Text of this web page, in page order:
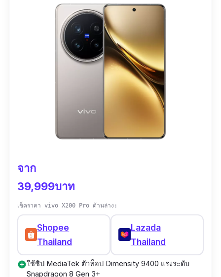
ระบบ Master-Lens เปลี่ยนเลนส์เสมือนจริง
23-135 มม.
วิดีโอหลังสูงสุด 8K 30fps, กล้องหน้า 32MP
ถ่าย 4K 60fps
หน้าจอ AMOLED 6.73” WQHD+ ความสว่าง
สูงสุด 3200 nits, อัตรารีเฟรช 1-120Hz
ชิป Snapdragon 8 Elite 3nm + RAM 16GB
แบตเตอรี่ 5410mAh รองรับชาร์จไว 90W และ
ระบบระบายความร้อน Xiaomi 3D IceLoop
กันน้ำ IP68 ใช้งานได้มั่นใจในทุกสถานการณ์
เหมาะกับช่างภาพมือถือ, ครีเอเตอร์, ผู้ใช้ที่
ต้องการมือถือกล้องดีที่สุดในการถ่ายภาพจริง
จังทุกสถานการณ์
เซ็นเซอร์หลัก ƒ/1.7 เก็บรายละเอียดแม่นยำแม้ในที่
แสงน้อย มาพร้อมความสามารถถ่ายวิดีโอสูงสุด
8K@30fps สำหรับงานคอนเทนต์คุณภาพโปร
และกล้องหน้าความละเอียดสูงถึง 42MP ที่ให้ภาพ
เซลฟี่ชัดสวยไม่แพ้กล้องหลัง
หน้าจอ LTPO OLED 6.8 นิ้ว ความละเอียด 1344
x 2992 พิกเซล รองรับ HDR10+ และอัตรารีเฟรช
ให้การชมรูปหรือวิดีโอจากกล้องมือถือกล้องดีที่สุด
สูงสุด 3.1GHz ทำงานคู่กับ RAM 16GB ช่วยให้คุณ
ประมวลผลภาพความละเอียดสูงหรือทำงานมัลติ
ทาสก์ได้สบาย
ความจุสูงสุดถึง 1TB เก็บไฟล์รูป 8K หรือวิดีโอ
UHD ได้แบบไม่ต้องกังวล พร้อมระบบจัดเก็บ UFS
3.1 ความเร็วสูงตอบโจทย์คนทำงานจริงจัง
จาก
39,999บาท
เช็คราคา vivo X200 Pro ด้านล่าง:
Shopee
Thailand
Lazada
Thailand
add_circleใช้ชิป MediaTek ตัวท็อป Dimensity 9400 แรงระดับ
Snapdragon 8 Gen 3+